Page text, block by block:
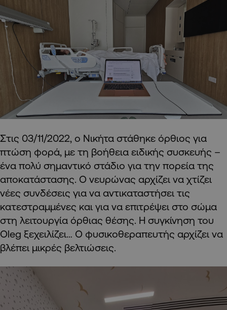
Στις 03/11/2022, ο Νικήτα στάθηκε όρθιος για
πτώση φορά, με τη βοήθεια ειδικής συσκευής –
ένα πολύ σημαντικό στάδιο για την πορεία της
αποκατάστασης. Ο νευρώνας αρχίζει να χτίζει
νέες συνδέσεις για να αντικαταστήσει τις
κατεστραμμένες και για να επιτρέψει στο σώμα
στη λειτουργία όρθιας θέσης. Η συγκίνηση του
Oleg ξεχειλίζει… Ο φυσικοθεραπευτής αρχίζει να
βλέπει μικρές βελτιώσεις.